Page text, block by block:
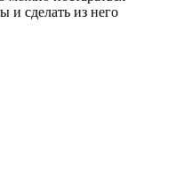
и сделать из него